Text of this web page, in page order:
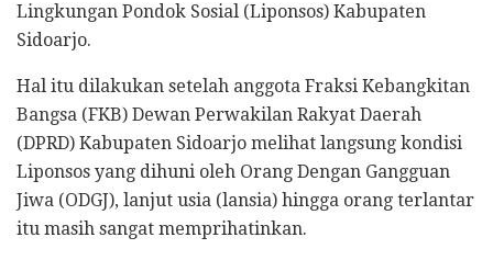
Lingkungan Pondok Sosial (Liponsos) Kabupaten
Sidoarjo.
Hal itu dilakukan setelah anggota Fraksi Kebangkitan
Bangsa (FKB) Dewan Perwakilan Rakyat Daerah
(DPRD) Kabupaten Sidoarjo melihat langsung kondisi
Liponsos yang dihuni oleh Orang Dengan Gangguan
Jiwa (ODGJ), lanjut usia (lansia) hingga orang terlantar
itu masih sangat memprihatinkan.